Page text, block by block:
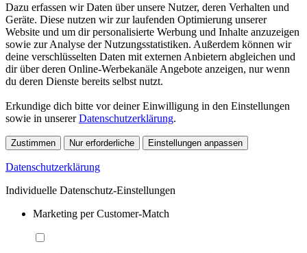
Dazu erfassen wir Daten über unsere Nutzer, deren Verhalten und
Geräte. Diese nutzen wir zur laufenden Optimierung unserer
Website und um dir personalisierte Werbung und Inhalte anzuzeigen
sowie zur Analyse der Nutzungsstatistiken. Außerdem können wir
deine verschlüsselten Daten mit externen Anbietern abgleichen und
dir über deren Online-Werbekanäle Angebote anzeigen, nur wenn
du deren Dienste bereits selbst nutzt.
Erkundige dich bitte vor deiner Einwilligung in den Einstellungen
sowie in unsererDatenschutzerklärung.
Zustimmen Nur erforderliche Einstellungen anpassen
Datenschutzerklärung
Individuelle Datenschutz-Einstellungen
Marketing per Customer-Match